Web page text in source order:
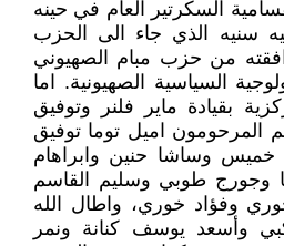
السكرتير العام في حينه
سنيه الذي جاء الى الحزب
من حزب مبام الصهيوني
السياسية الصهيونية. اما
بقيادة ماير فلنر وتوفيق
المرحومون اميل توما توفيق
خميس وساشا حنين وابراهام
وجورج طوبي وسليم القاسم
وفؤاد خوري، واطال الله
وأسعد يوسف كنانة ونمر